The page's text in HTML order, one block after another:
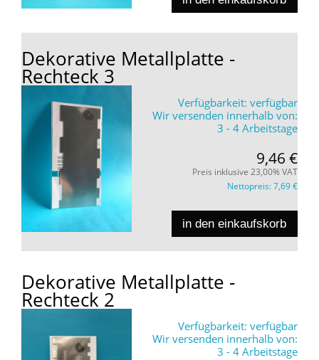
Dekorative Metallplatte -
Rechteck 3
Verfügbarkeit: verfügbar
Wir versenden innerhalb von:
3 - 4 Arbeitstage
9,46 €
Preis inklusive 23,00% VAT
Nettopreis:7,69 €
in den einkaufskorb
Dekorative Metallplatte -
Rechteck 2
Verfügbarkeit: verfügbar
Wir versenden innerhalb von:
3 - 4 Arbeitstage